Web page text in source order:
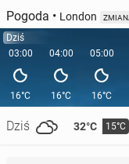
Pogoda • London
Dziś
03:00
16°C
Dziś 32°C 15°C
04:00
16°C
05:00
16°C